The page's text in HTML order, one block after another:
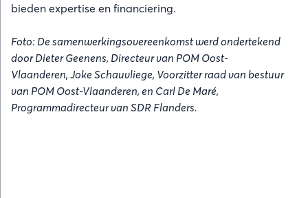
bieden expertise en financiering.
Foto: De samenwerkingsovereenkomst werd ondertekend
door Dieter Geenens, Directeur van POM Oost-
Vlaanderen, Joke Schauvliege, Voorzitter raad van bestuur
van POM Oost-Vlaanderen, en Carl De Maré,
Programmadirecteur van SDR Flanders.